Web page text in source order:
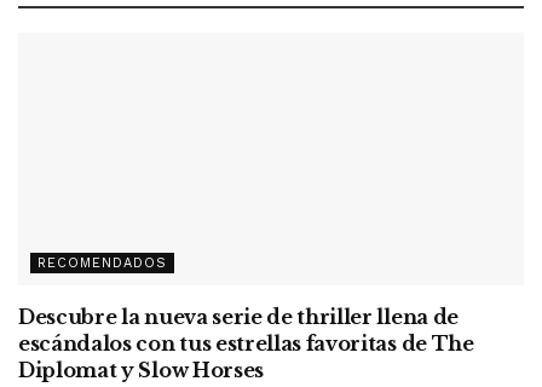
RECOMENDADOS
Descubre la nueva serie de thriller llena de
escándalos con tus estrellas favoritas de The
Diplomat y Slow Horses